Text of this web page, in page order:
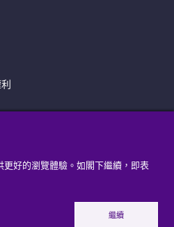
好的瀏覽體驗。如閣下繼續，即表
繼續